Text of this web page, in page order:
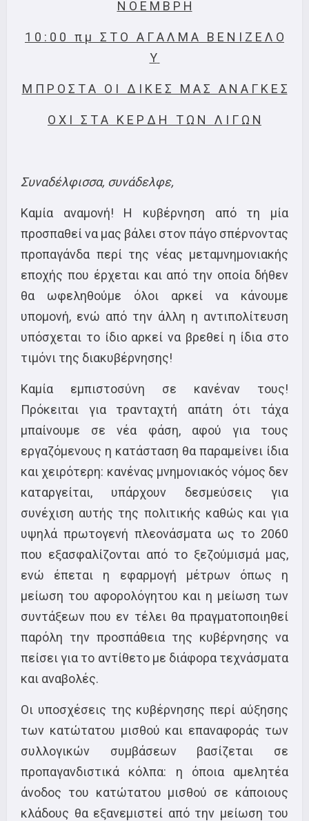
Ν Ο Ε Μ Β Ρ Η
1 0 : 0 0 π μ Σ Τ Ο Α Γ Α Λ Μ Α Β Ε Ν Ι Ζ Ε Λ Ο
Υ
Μ Π Ρ Ο Σ Τ Α Ο Ι Δ Ι Κ Ε Σ Μ Α Σ Α Ν Α Γ Κ Ε Σ
Ο Χ Ι Σ Τ Α Κ Ε Ρ Δ Η Τ Ω Ν Λ Ι Γ Ω Ν
Συναδέλφισσα, συνάδελφε,
Καμία αναμονή! Η κυβέρνηση από τη μία
προσπαθεί να μας βάλει στον πάγο σπέρνοντας
προπαγάνδα περί της νέας μεταμνημονιακής
εποχής που έρχεται και από την οποία δήθεν
θα ωφεληθούμε όλοι αρκεί να κάνουμε
υπομονή, ενώ από την άλλη η αντιπολίτευση
υπόσχεται το ίδιο αρκεί να βρεθεί η ίδια στο
τιμόνι της διακυβέρνησης!
Καμία εμπιστοσύνη σε κανέναν τους!
Πρόκειται για τρανταχτή απάτη ότι τάχα
μπαίνουμε σε νέα φάση, αφού για τους
εργαζόμενους η κατάσταση θα παραμείνει ίδια
και χειρότερη: κανένας μνημονιακός νόμος δεν
καταργείται, υπάρχουν δεσμεύσεις για
συνέχιση αυτής της πολιτικής καθώς και για
υψηλά πρωτογενή πλεονάσματα ως το 2060
που εξασφαλίζονται από το ξεζούμισμά μας,
ενώ έπεται η εφαρμογή μέτρων όπως η
μείωση του αφορολόγητου και η μείωση των
συντάξεων που εν τέλει θα πραγματοποιηθεί
παρόλη την προσπάθεια της κυβέρνησης να
πείσει για το αντίθετο με διάφορα τεχνάσματα
και αναβολές.
Οι υποσχέσεις της κυβέρνησης περί αύξησης
των κατώτατου μισθού και επαναφοράς των
συλλογικών συμβάσεων βασίζεται σε
προπαγανδιστικά κόλπα: η όποια αμελητέα
άνοδος του κατώτατου μισθού σε κάποιους
κλάδους θα εξανεμιστεί από την μείωση του